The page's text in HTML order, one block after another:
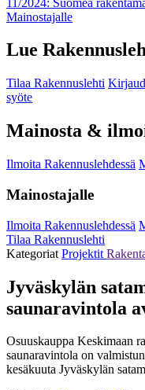
Mainostajalle
Lue
Tilaa Rakennuslehti
syöte
Mainosta &
Ilmoita Rakennuslehdessä
Mainostajalle
Ilmoita Rakennuslehdessä
Tilaa Rakennuslehti
Kategoriat Projektit
Jyväskylän
saunaravintola
Osuuskauppa Keskimaan
saunaravintola on
kesäkuuta Jyväskylän